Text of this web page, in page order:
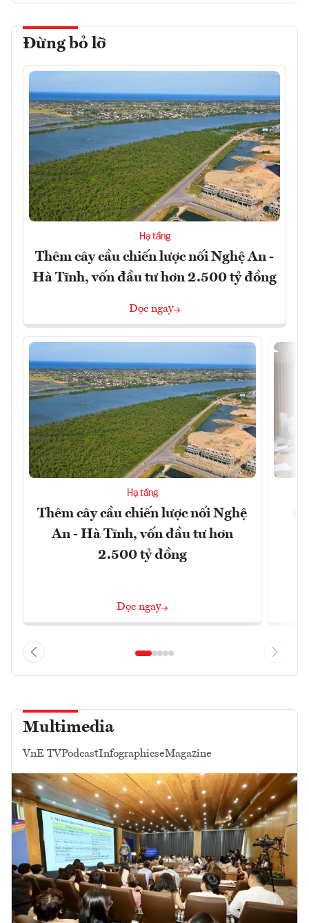
Đừng bỏ lỡ
Hạ tầng
Thêm cây cầu chiến lược nối Nghệ An -
Hà Tĩnh, vốn đầu tư hơn 2.500 tỷ đồng
Đọc ngay
Hạ tầng
Thêm cây cầu chiến lược nối Nghệ
An - Hà Tĩnh, vốn đầu tư hơn
2.500 tỷ đồng
Đọc ngay
Multimedia
VnE TVPodcastInfographicseMagazine